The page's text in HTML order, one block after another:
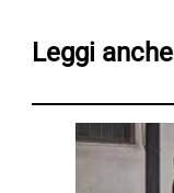
Leggi anche